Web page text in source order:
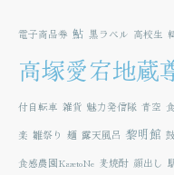
電子商品券 鮎 黒ラベル 高校生
高塚愛宕地蔵
付自転車 雑貨 魅力発信隊 青空
楽 雛祭り 麺 露天風呂 黎明館
食感農園KazetoNe 麦焼酎 顔出し